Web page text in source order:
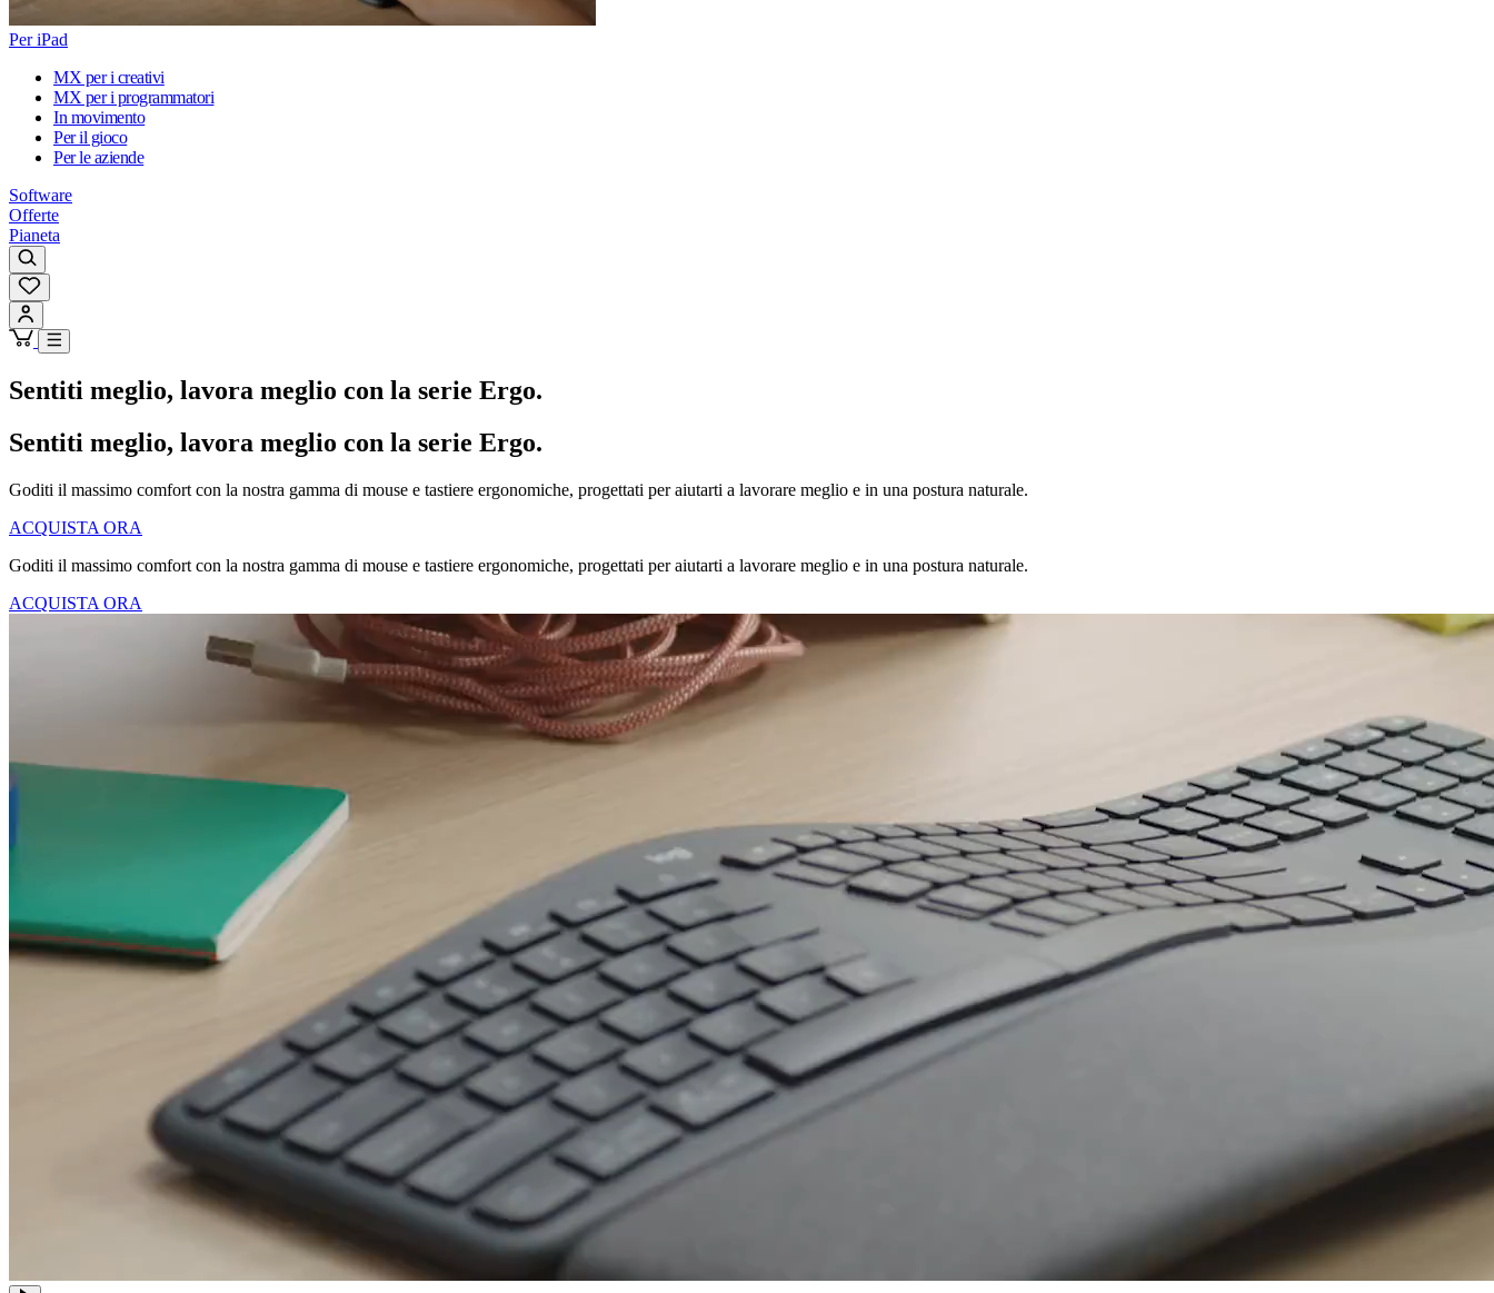
Per iPad
MX per i creativi
MX per i programmatori
In movimento
Per il gioco
Per le aziende
Software
Offerte
Pianeta
Sentiti meglio, lavora meglio con la serie Ergo.
Sentiti meglio, lavora meglio con la serie Ergo.
Goditi il massimo comfort con la nostra gamma di mouse e tastiere ergonomiche, progettati per aiutarti a lavorare meglio e in una postura naturale.
ACQUISTA ORA
Goditi il massimo comfort con la nostra gamma di mouse e tastiere ergonomiche, progettati per aiutarti a lavorare meglio e in una postura naturale.
ACQUISTA ORA